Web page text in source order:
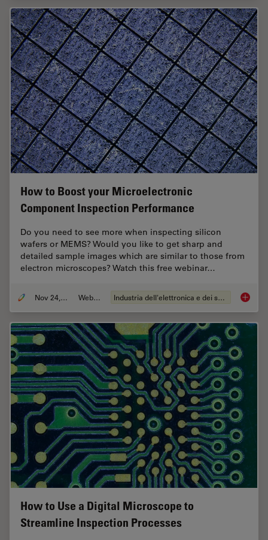
How to Boost your Microelectronic
Component Inspection Performance
Do you need to see more when inspecting silicon
wafers or MEMS? Would you like to get sharp and
detailed sample images which are similar to those from
electron microscopes? Watch this free webinar…
Nov 24, 2021 Webinar: Industria dell'elettronica e dei semiconduttori How to
How to Use a Digital Microscope to
Streamline Inspection Processes